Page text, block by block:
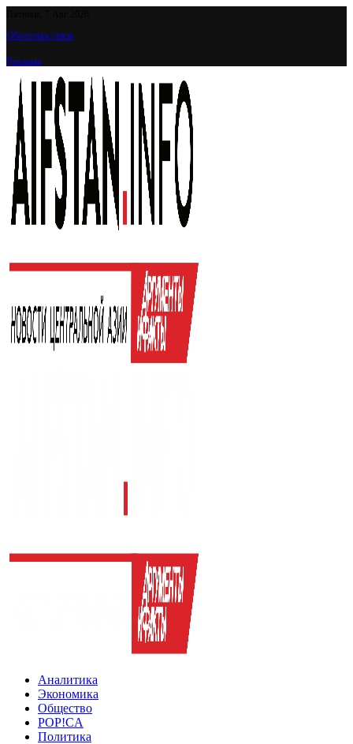
Обратная связь
Реклама
Аналитика
Экономика
Общество
POP!CA
Политика